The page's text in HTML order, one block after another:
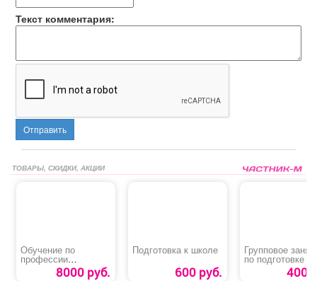
Текст комментария:
Отправить
ТОВАРЫ, СКИДКИ, АКЦИИ
Обучение по
профессии
«Контролер-кассир»
8000 руб.
Подготовка к школе
600 руб.
Групповое
по подготовке к
школе 400